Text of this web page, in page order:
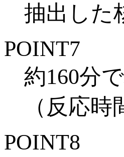
抽出した
POINT7
約160分
（反応
POINT8